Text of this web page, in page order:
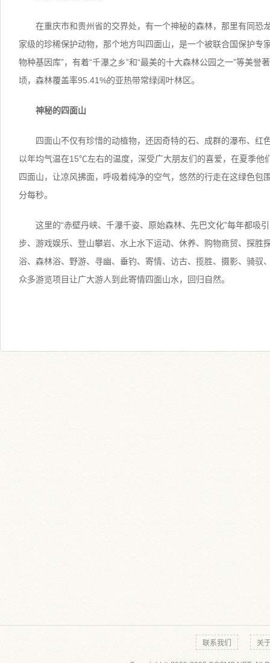
在重庆市和贵州省的交界处，有一个神秘的森林，那里有同恐
家级的珍稀保护动物，那个地方叫四面山，是一个被联合国保护专
物种基因库”，有着“千瀑之乡”和“最美的十大森林公园之一”等美誉
顷，森林覆盖率95.41%的亚热带常绿阔叶林区。
神秘的四面山
四面山不仅有珍惜的动植物，还因奇特的石、成群的瀑布、红
以年均气温在15℃左右的温度，深受广大朋友们的喜爱，在夏季他
四面山，让凉风拂面，呼吸着纯净的空气，悠然的行走在这绿色包
分每秒。
这里的“赤壁丹峡、千瀑千姿、原始森林、先巴文化”每年都吸
步、游戏娱乐、登山攀岩、水上水下运动、休养、购物商贸、探胜
浴、森林浴、野游、寻幽、垂钓、寄情、访古、揽胜、摄影、骑驭
众多游览项目让广大游人到此寄情四面山水，回归自然。
联系我们 关